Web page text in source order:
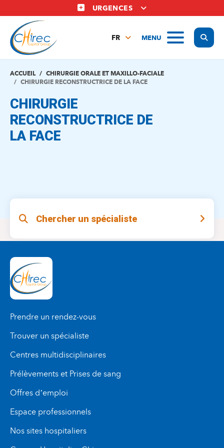
au
contenu
principal
URGENCES
MENU
FR
EN
ACCUEIL
CHIRURGIE ORALE ET MAXILLO-FACIALE
CHIRURGIE RECONSTRUCTRICE DE LA FACE
CHIRURGIE
RECONSTRUCTRICE DE
LA FACE
Chercher un spécialiste
Prendre un rendez-vous
Trouver un spécialiste
Centres multidisciplinaires
Prélèvements et Prises de sang
Offres d’emploi
Espace professionnels
Nos sites hospitaliers